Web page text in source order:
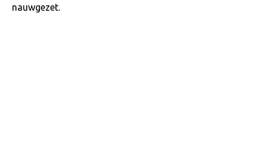
nauwgezet.